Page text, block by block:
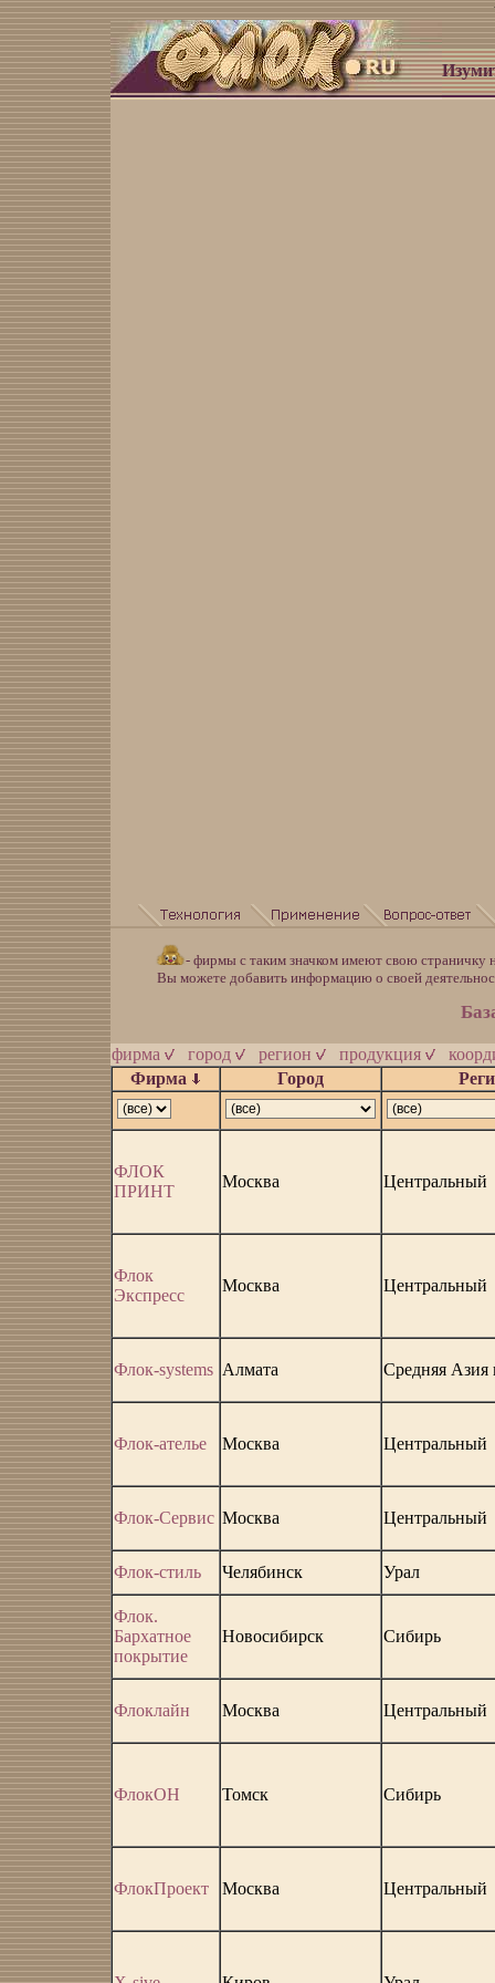
- фирмы с таким значком имеют свою страничку
Вы можете добавить информацию о своей
фирма город регион продукция
Фирма
Город
ФЛОК
ПРИНТ
Москва Центральный
Флок
Экспресс
Москва Центральный
Флок-systems Алмата Средняя Азия
Флок-ателье Москва Центральный
Флок-Сервис Москва Центральный
Флок-стиль Челябинск Урал
Флок.
Бархатное
покрытие
Новосибирск Сибирь
Флоклайн Москва Центральный
ФлокОН Томск Сибирь
ФлокПроект Москва Центральный